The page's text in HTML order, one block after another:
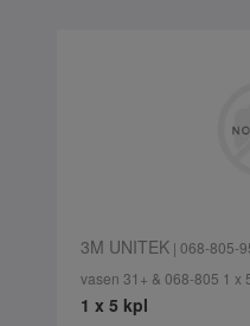
3M UNITEK| 068-805-
vasen 31+ & 068-805 1 x
1 x 5 kpl